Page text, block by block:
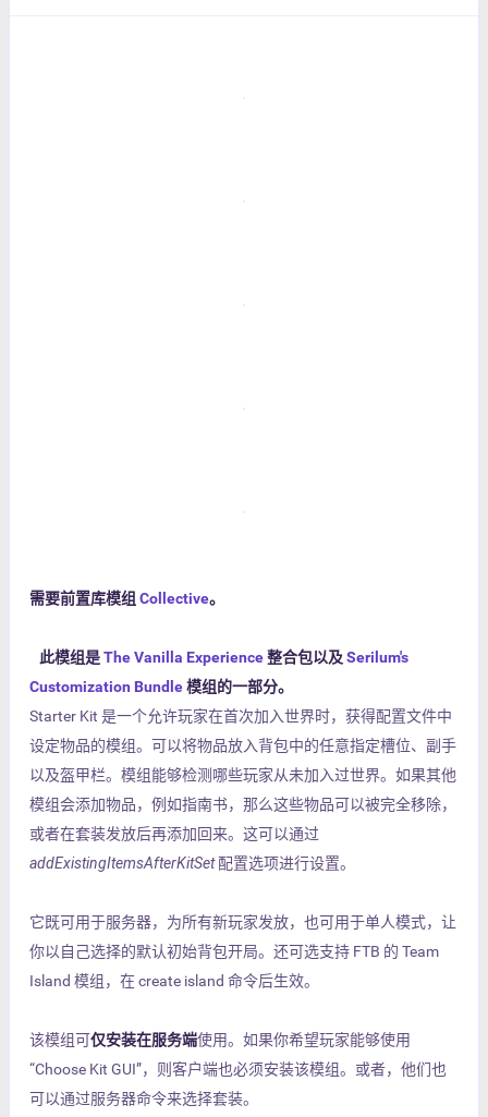
需要前置库模组 Collective。
此模组是The Vanilla Experience整合包以及Serilum's
Customization Bundle模组的一部分。
Starter Kit 是一个允许玩家在首次加入世界时，获得配置文件中
设定物品的模组。可以将物品放入背包中的任意指定槽位、副手
以及盔甲栏。模组能够检测哪些玩家从未加入过世界。如果其他
模组会添加物品，例如指南书，那么这些物品可以被完全移除，
或者在套装发放后再添加回来。这可以通过
addExistingItemsAfterKitSet配置选项进行设置。
它既可用于服务器，为所有新玩家发放，也可用于单人模式，让
你以自己选择的默认初始背包开局。还可选支持 FTB 的 Team
Island 模组，在 create island 命令后生效。
该模组可仅安装在服务端使用。如果你希望玩家能够使用
“Choose Kit GUI”，则客户端也必须安装该模组。或者，他们也
可以通过服务器命令来选择套装。